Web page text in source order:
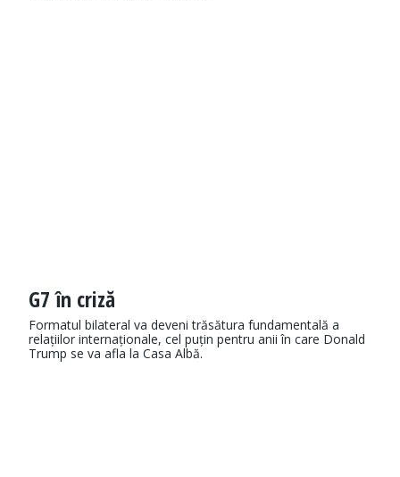
G7 în criză
Formatul bilateral va deveni trăsătura fundamentală a
relațiilor internaționale, cel puțin pentru anii în care Donald
Trump se va afla la Casa Albă.